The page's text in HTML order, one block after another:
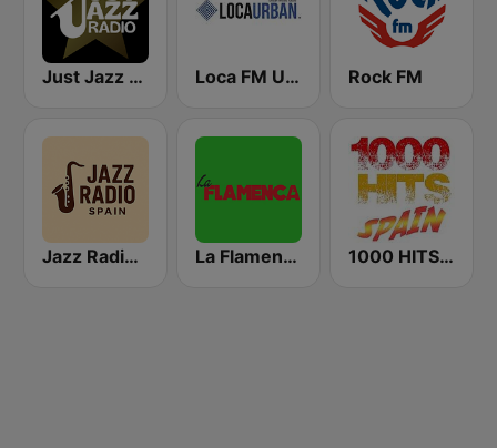
Just Jazz Radio - Smooth Jazz Loca FM Urban Rock FM
Jazz Radio Spain La Flamenca 1000 HITS Spain